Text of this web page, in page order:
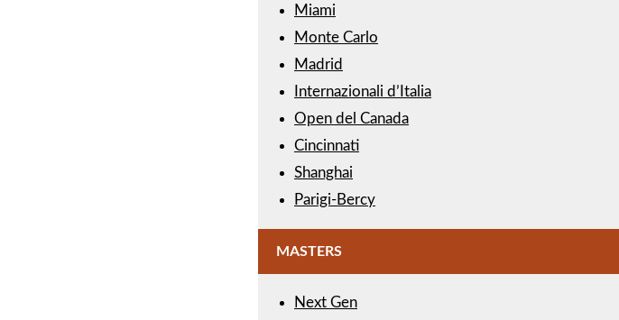
Miami
Monte Carlo
Madrid
Internazionali d’Italia
Open del Canada
Cincinnati
Shanghai
Parigi-Bercy
MASTERS
Next Gen